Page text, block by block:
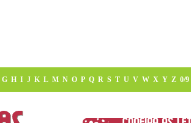
G H I J K L M N O P Q R S T U V W X Y Z 0/9